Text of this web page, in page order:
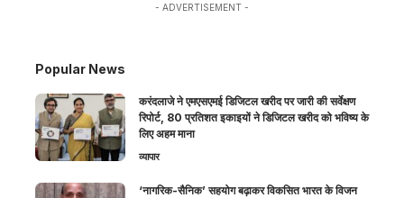
- ADVERTISEMENT -
Popular News
करंदलाजे ने एमएसएमई डिजिटल खरीद पर जारी की सर्वेक्षण
रिपोर्ट, 80 प्रतिशत इकाइयों ने डिजिटल खरीद को भविष्य के
लिए अहम माना
व्यापार
‘नागरिक-सैनिक’ सहयोग बढ़ाकर विकसित भारत के विजन